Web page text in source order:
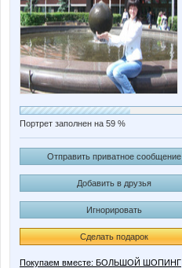
Портрет заполнен на 59 %
Отправить приватное сообщение
Добавить в друзья
Игнорировать
Сделать подарок
Покупаем вместе: БОЛЬШОЙ ШОПИНГ